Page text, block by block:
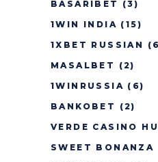
BASARIBET
(3)
1WIN INDIA (15)
1XBET RUSSIAN
MASALBET
(2)
1WINRUSSIA (6)
BANKOBET
(2)
VERDE CASINO
SWEET BONANZA